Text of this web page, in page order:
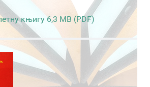
књигу 6,3 MB (PDF)